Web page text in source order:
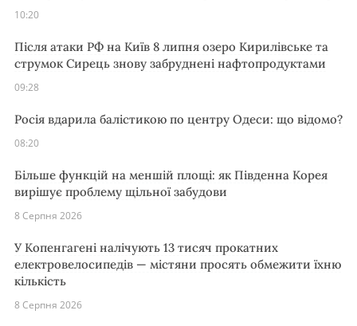
10:20
Після атаки РФ на Київ 8 липня озеро Кирилівське та
струмок Сирець знову забруднені нафтопродуктами
09:28
Росія вдарила балістикою по центру Одеси: що відомо?
08:20
Більше функцій на меншій площі: як Південна Корея
вирішує проблему щільної забудови
8 Серпня 2026
У Копенгагені налічують 13 тисяч прокатних
електровелосипедів — містяни просять обмежити їхню
кількість
8 Серпня 2026